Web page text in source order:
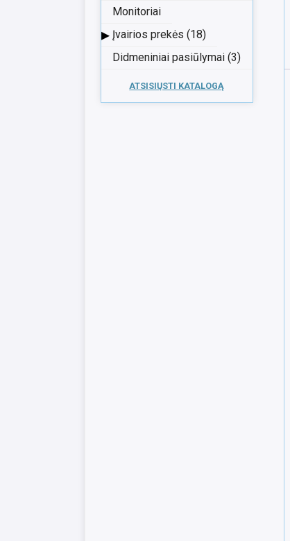
Monitoriai
▸ Įvairios prekės (18)
Didmeniniai pasiūlymai (3)
ATSISIŲSTI KATALOGĄ